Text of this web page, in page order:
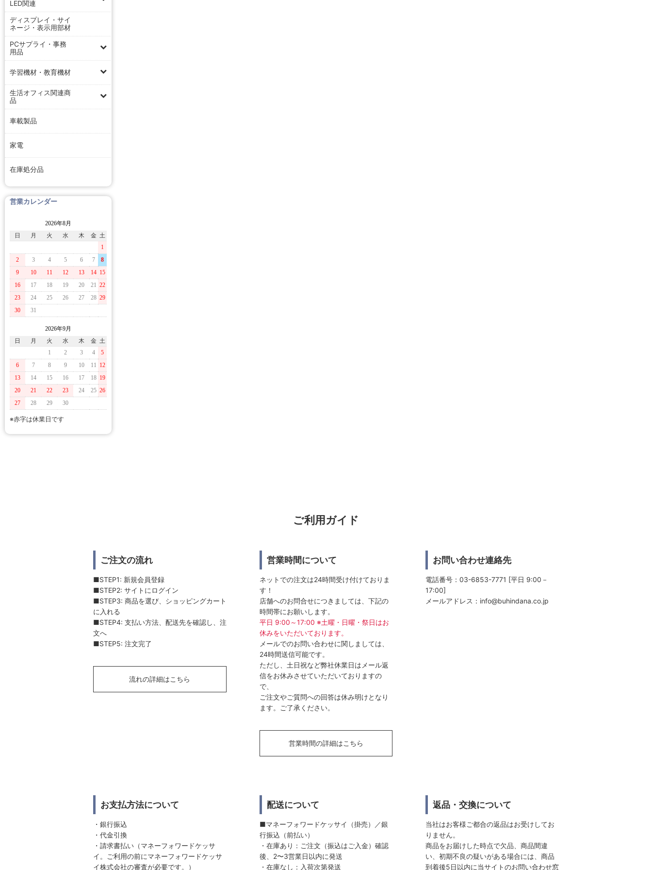
LED関連
ディスプレイ・サイ
ネージ・表示用部材
PCサプライ・事務
用品
学習機材・教育機材
生活オフィス関連商
品
車載製品
家電
在庫処分品
営業カレンダー
2026年8月
日
月 火 水 木 金 土
1
2
3 4 5 6 7
8
9
10 11 12 13 14 15
16
17 18 19 20 21 22
23
24 25 26 27 28 29
30
31
2026年9月
日
月 火 水 木 金 土
1
2 3 4
5
6
7 8 9 10 11 12
13
14 15 16 17 18 19
20
21 22 23 24 25 26
27
28 29 30
※赤字は休業日です
ご利用ガイド
ご注文の流れ
■STEP1: 新規会員登録
■STEP2: サイトにログイン
■STEP3: 商品を選び、ショッピングカート
に入れる
■STEP4: 支払い方法、配送先を確認し、注
文へ
■STEP5: 注文完了
流れの詳細はこちら
営業時間について
ネットでの注文は24時間受け付けておりま
す！
店舗へのお問合せにつきましては、下記の
時間帯にお願いします。
平日 9:00～17:00 ※土曜・日曜・祭日はお
休みをいただいております。
メールでのお問い合わせに関しましては、
24時間送信可能です。
ただし、土日祝など弊社休業日はメール返
信をお休みさせていただいておりますの
で、
ご注文やご質問への回答は休み明けとなり
ます。ご了承ください。
営業時間の詳細はこちら
お問い合わせ連絡先
電話番号：03-6853-7771 [平日 9:00－
17:00]
メールアドレス： info@buhindana.co.jp
お支払方法について
・銀行振込
・代金引換
・請求書払い（マネーフォワードケッサ
イ。ご利用の前にマネーフォワードケッサ
イ株式会社の審査が必要です。）
配送について
■マネーフォワードケッサイ（掛売）／銀
行振込（前払い）
・在庫あり：ご注文（振込はご入金）確認
後、2〜3営業日以内に発送
・在庫なし：入荷次第発送
返品・交換について
当社はお客様ご都合の返品はお受けしてお
りません。
商品をお届けした時点で欠品、商品間違
い、初期不良の疑いがある場合には、商品
到着後5日以内に当サイトのお問い合わせ窓